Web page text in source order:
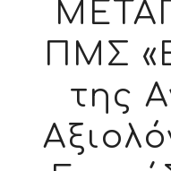
ΠΜΣ
της